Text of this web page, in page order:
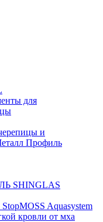
для
и
Профиль
SHINGLAS
Aquasystem
кровли от мха